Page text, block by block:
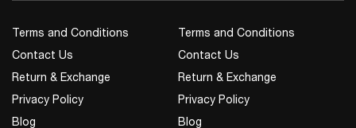
Terms and Conditions
Contact Us
Return & Exchange
Privacy Policy
Blog
Terms and Conditions
Contact Us
Return & Exchange
Privacy Policy
Blog